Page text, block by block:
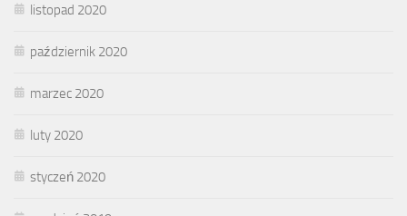
listopad 2020
październik 2020
marzec 2020
luty 2020
styczeń 2020